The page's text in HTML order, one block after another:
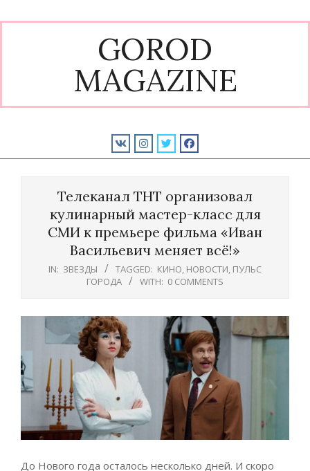
to
GOROD
MAGAZINE
Телеканал ТНТ организовал
кулинарный мастер-класс для
СМИ к премьере фильма «Иван
Васильевич меняет всё!»
IN: ЗВЕЗДЫ TAGGED: КИНО, НОВОСТИ, ПУЛЬС
ГОРОДА
WITH: 0 COMMENTS
До Нового года осталось несколько дней. И скоро